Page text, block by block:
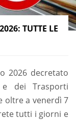
TUTTE LE
2026 decretato
dei Trasporti
oltre a venerdì 7
tutti i giorni e